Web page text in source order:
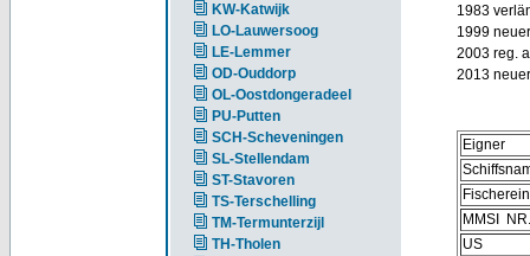
KW-Katwijk
LO-Lauwersoog
LE-Lemmer
OD-Ouddorp
OL-Oostdongeradeel
PU-Putten
SCH-Scheveningen
SL-Stellendam
ST-Stavoren
TS-Terschelling
TM-Termunterzijl
TH-Tholen
1983
1999
2003 reg.
2013
Eigner
MMSI NR.
US